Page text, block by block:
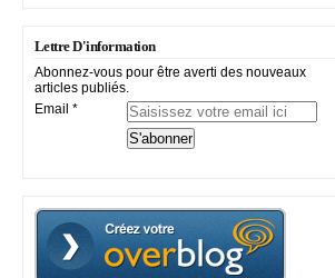
Lettre D'information
Abonnez-vous pour être averti des nouveaux
articles publiés.
Email